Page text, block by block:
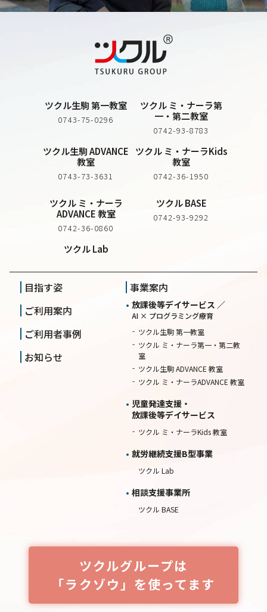
ツクル ミ・ナーラKids
教室
0742-36-1950
ツクル生駒 第一教室
0743-75-0296
ツクル ミ・ナーラ第
一・第二教室
0742-93-8783
ツクル生駒 ADVANCE
教室
0743-73-3631
ツクル ミ・ナーラ
ADVANCE 教室
0742-36-0860
ツクル Lab
ツクル BASE
0742-93-9292
目指す姿
ご利用案内
ご利用者事例
お知らせ
事業案内
放課後等デイサービス ／
AI × プログラミング療育
ツクル生駒 第一教室
ツクル ミ・ナーラ第一・第二教
室
ツクル生駒 ADVANCE 教室
ツクル ミ・ナーラADVANCE 教室
児童発達支援・
放課後等デイサービス
ツクル ミ・ナーラKids 教室
就労継続⽀援B型事業
ツクル Lab
相談⽀援事業所
ツクル BASE
ツクルグループは
「ラクゾウ」を使ってます